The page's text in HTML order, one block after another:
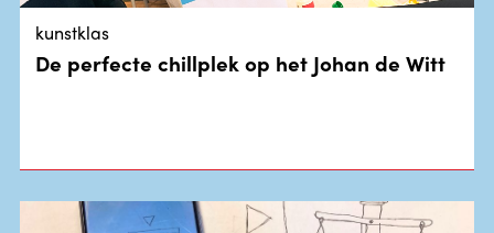
kunstklas
De perfecte chillplek op het Johan de Witt